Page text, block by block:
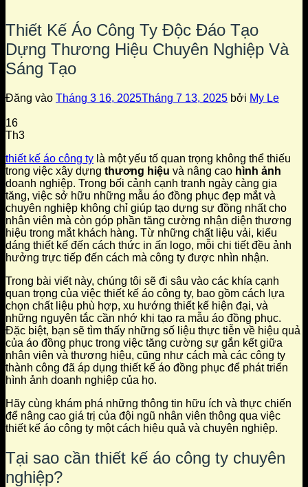
Thiết Kế Áo Công Ty Độc Đáo Tạo
Dựng Thương Hiệu Chuyên Nghiệp Và
Sáng Tạo
Đăng vào Tháng 3 16, 2025Tháng 7 13, 2025 bởi My Le
16
Th3
thiết kế áo công ty là một yếu tố quan trọng không thể thiếu
trong việc xây dựng thương hiệu và nâng cao hình ảnh
doanh nghiệp. Trong bối cảnh cạnh tranh ngày càng gia
tăng, việc sở hữu những mẫu áo đồng phục đẹp mắt và
chuyên nghiệp không chỉ giúp tạo dựng sự đồng nhất cho
nhân viên mà còn góp phần tăng cường nhận diện thương
hiệu trong mắt khách hàng. Từ những chất liệu vải, kiểu
dáng thiết kế đến cách thức in ấn logo, mỗi chi tiết đều ảnh
hưởng trực tiếp đến cách mà công ty được nhìn nhận.
Trong bài viết này, chúng tôi sẽ đi sâu vào các khía cạnh
quan trọng của việc thiết kế áo công ty, bao gồm cách lựa
chọn chất liệu phù hợp, xu hướng thiết kế hiện đại, và
những nguyên tắc cần nhớ khi tạo ra mẫu áo đồng phục.
Đặc biệt, bạn sẽ tìm thấy những số liệu thực tiễn về hiệu quả
của áo đồng phục trong việc tăng cường sự gắn kết giữa
nhân viên và thương hiệu, cũng như cách mà các công ty
thành công đã áp dụng thiết kế áo đồng phục để phát triển
hình ảnh doanh nghiệp của họ.
Hãy cùng khám phá những thông tin hữu ích và thực chiến
để nâng cao giá trị của đội ngũ nhân viên thông qua việc
thiết kế áo công ty một cách hiệu quả và chuyên nghiệp.
Tại sao cần thiết kế áo công ty chuyên
nghiệp?